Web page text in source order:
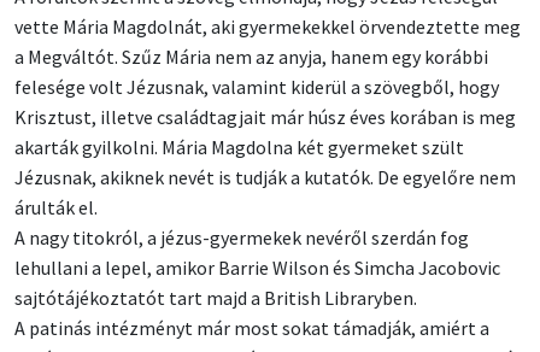
vette Mária Magdolnát, aki gyermekekkel örvendeztette meg
a Megváltót. Szűz Mária nem az anyja, hanem egy korábbi
felesége volt Jézusnak, valamint kiderül a szövegből, hogy
Krisztust, illetve családtagjait már húsz éves korában is meg
akarták gyilkolni. Mária Magdolna két gyermeket szült
Jézusnak, akiknek nevét is tudják a kutatók. De egyelőre nem
árulták el.
A nagy titokról, a jézus-gyermekek nevéről szerdán fog
lehullani a lepel, amikor Barrie Wilson és Simcha Jacobovic
sajtótájékoztatót tart majd a British Libraryben.
A patinás intézményt már most sokat támadják, amiért a